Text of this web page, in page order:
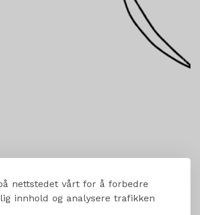
nettstedet vårt for å forbedre
innhold og analysere trafikken